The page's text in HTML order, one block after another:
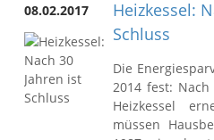
08.02.2017
Heizkessel:
Schluss
Die
2014 fest:
Heizkessel
müssen